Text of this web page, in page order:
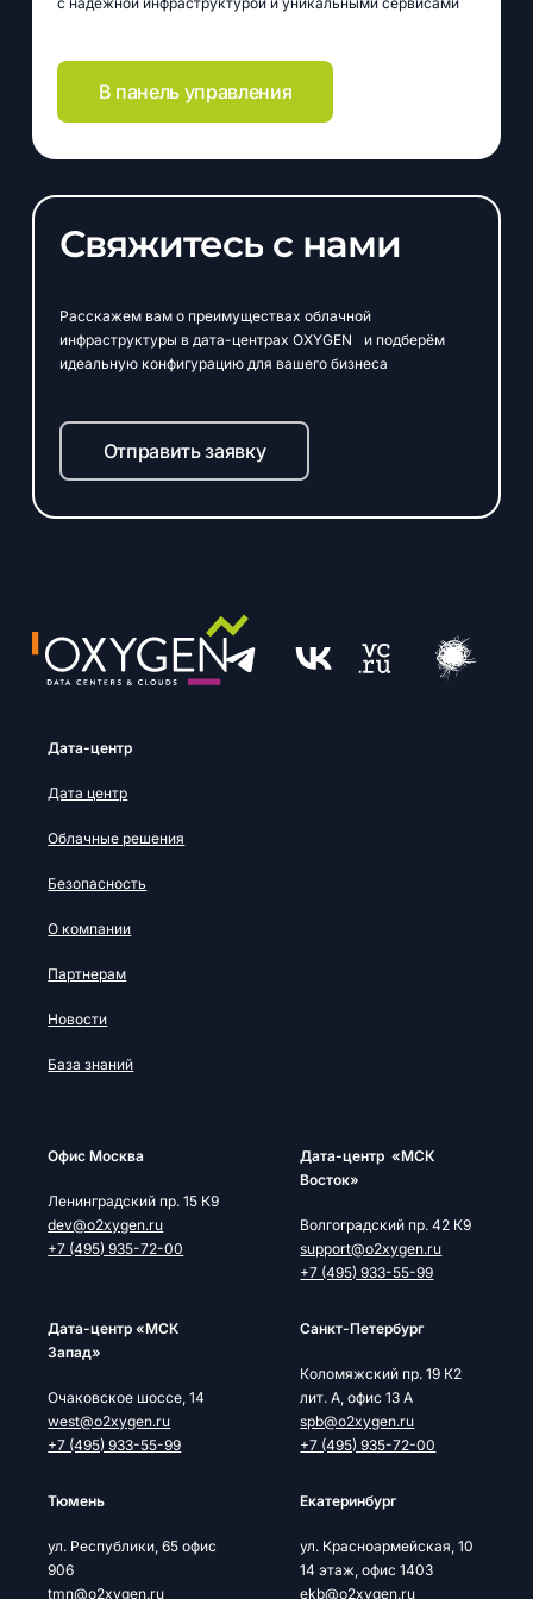
В панель управления
Свяжитесь с нами
Расскажем вам о преимуществах облачной
инфраструктуры в дата-центрах OXYGEN и подберём
идеальную конфигурацию для вашего бизнеса
Отправить заявку
Дата-центр
Дата центр
Облачные решения
Безопасность
О компании
Партнерам
Новости
База знаний
Офис Москва
Ленинградский пр. 15 К9
dev@o2xygen.ru
+7 (495) 935-72-00
Дата-центр «МСК
Восток»
Волгоградский пр. 42 К9
support@o2xygen.ru
+7 (495) 933-55-99
Дата-центр «МСК
Запад»
Очаковское шоссе, 14
west@o2xygen.ru
+7 (495) 933-55-99
Cанкт-Петербург
Коломяжский пр. 19 К2
лит. А, офис 13 А
spb@o2xygen.ru
+7 (495) 935-72-00
Тюмень
ул. Республики, 65 офис
906
tmn@o2xygen.ru
Екатеринбург
ул. Красноармейская, 10
14 этаж, офис 1403
ekb@o2xygen.ru